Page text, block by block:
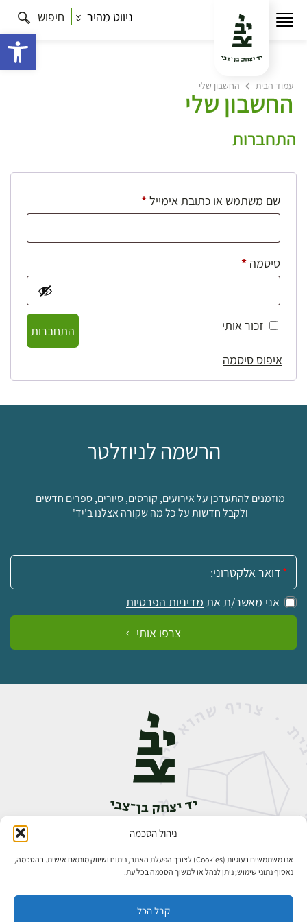
ניהול הסכמה
אנו משתמשים בעוגיות (Cookies) לצורך הפעלת האתר, ניתוח ושיווק מותאם אישית. בהסכמה,
נאסוף נתוני שימוש; ניתן לנהל או למשוך הסכמה בכל עת.
קבל הכל
ניווט מהיר חיפוש
עמוד הבית החשבון שלי
החשבון שלי
התחברות
שם משתמש או כתובת אימייל*חובה
סיסמה *חובה
זכור אותי
התחברות
איפוס סיסמה
הרשמה לניוזלטר
מוזמנים להתעדכן על אירועים, קורסים, סיורים, ספרים חדשים
ולקבל חדשות על כל מה שקורה אצלנו ב'יד'
אימייל:
אני מאשר/ת את מדיניות הפרטיות
צרפו אותי
אבן גבירול 14, רחביה, ירושלים